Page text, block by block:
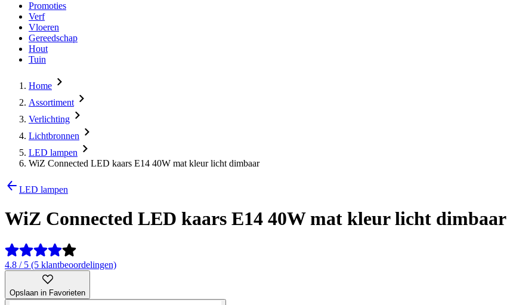
Promoties
Verf
Vloeren
Gereedschap
Hout
Tuin
Home
Assortiment
Verlichting
Lichtbronnen
LED lampen
WiZ Connected LED kaars E14 40W mat kleur licht dimbaar
LED lampen
WiZ Connected LED kaars E14 40W mat kleur licht dimbaar
4.8 / 5 (5 klantbeoordelingen)
Opslaan in Favorieten